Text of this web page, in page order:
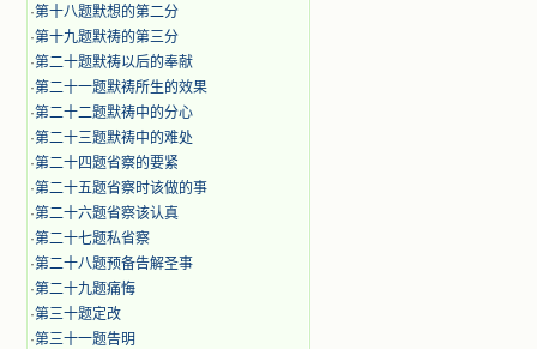
·第十八题默想的第二分
·第十九题默祷的第三分
·第二十题默祷以后的奉献
·第二十一题默祷所生的效果
·第二十二题默祷中的分心
·第二十三题默祷中的难处
·第二十四题省察的要紧
·第二十五题省察时该做的事
·第二十六题省察该认真
·第二十七题私省察
·第二十八题预备告解圣事
·第二十九题痛悔
·第三十题定改
·第三十一题告明